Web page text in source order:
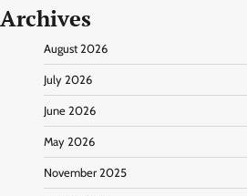
Archives
August 2026
July 2026
June 2026
May 2026
November 2025